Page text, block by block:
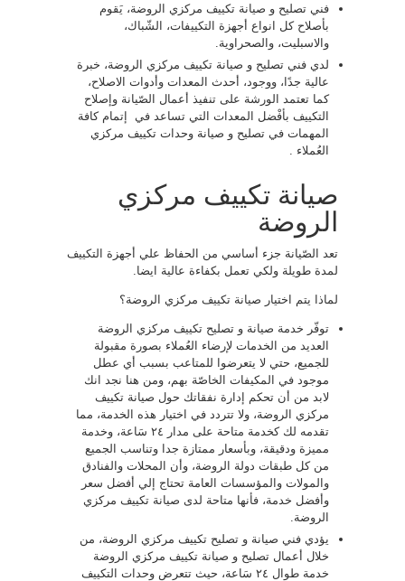
فني تصليح و صيانة تكييف مركزي الروضة، يَقوم
بأصلاح كل انواع أجهزة التكييفات، الشّباك،
والاسبليت، والصحراوية.
لدي فني تصليح و صيانة تكييف مركزي الروضة، خبرة
عالية جدًا، ووجود، أحدث المعدات وأدوات الاصلاح،
كما تعتمد الورشة على تنفيذ أعمال الصّيانة وإصلاح
التكييف بأفْضل المعدات التي تساعد في إتمام كافة
المهمات في تصليح و صيانة وحدات تكييف مركزي
العُملاء .
صيانة تكييف مركزي
الروضة
تعد الصّيانة جزء أساسي من الحفاظ علي أجهزة التكييف
لمدة طويلة ولكي تعمل بكفاءة عالية ايضا.
لماذا يتم اختيار صيانة تكييف مركزي الروضة؟
توفّر خدمة صيانة و تصليح تكييف مركزي الروضة
العديد من الخدمات لإرضاء العُملاء بصورة مقبولة
للجميع، حتي لا يتعرضوا للمتاعب بسبب أي عطل
موجود في المكيفات الخاصّة بهم، ومن هنا نجد انك
لابد من أن تحكم إدارة نفقاتك حول صيانة تكييف
مركزي الروضة، ولا تتردد في اختيار هذه الخدمة، مما
تقدمه لك كخدمة متاحة على مدار ٢٤ سَاعة، وخدمة
مميزة ودقيقة، وبأسعار ممتازة جدا وتناسب الجميع
من كل طبقات دولة الروضة، وأن المحلات والفنادق
والمولات والمؤسسات العامة تحتاج إلي أفضل سعر
وأفضل خدمة، فأنها متاحة لدى صيانة تكييف مركزي
الروضة.
يؤدي فني صيانة و تصليح تكييف مركزي الروضة، من
خلال أعمال تصليح و صيانة تكييف مركزي الروضة
خدمة طوال ٢٤ سَاعة، حيث تتعرض وحدات التكييف